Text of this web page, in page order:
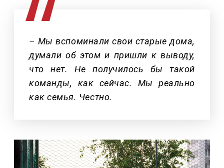
– Мы вспоминали свои старые дома,
думали об этом и пришли к выводу,
что нет. Не получилось бы такой
команды, как сейчас. Мы реально
как семья. Честно.